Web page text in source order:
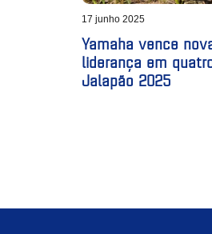
17 junho 2025
Yamaha vence
liderança em
Jalapão 2025